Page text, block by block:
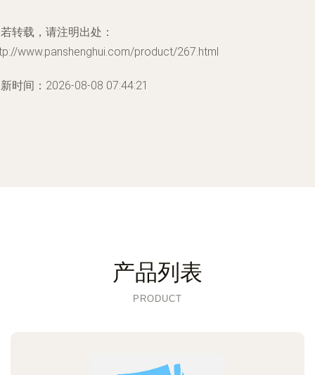
转载，请注明出处：
www.panshenghui.com/product/267.html
时间：2026-08-08 07:44:21
产品列表
PRODUCT